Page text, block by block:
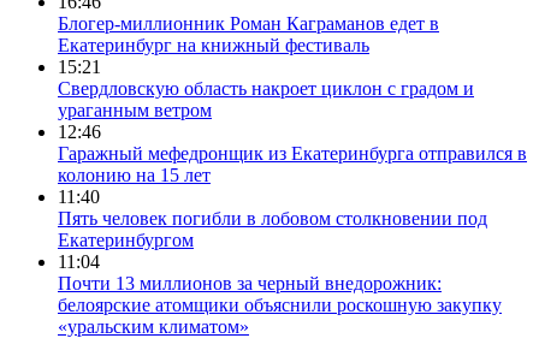
Блогер-миллионник Роман Каграманов едет в
Екатеринбург на книжный фестиваль
15:21
Свердловскую область накроет циклон с градом и
ураганным ветром
12:46
Гаражный мефедронщик из Екатеринбурга отправился в
колонию на 15 лет
11:40
Пять человек погибли в лобовом столкновении под
Екатеринбургом
11:04
Почти 13 миллионов за черный внедорожник:
белоярские атомщики объяснили роскошную закупку
«уральским климатом»